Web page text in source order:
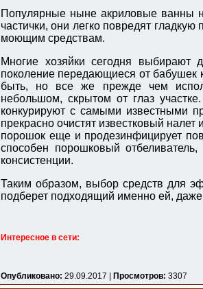
Популярные ныне акриловые ванны
частички, они легко повредят
моющим средствам.
Многие хозяйки сегодня
поколение передающиеся от бабушек
быть, но все же прежде чем
небольшом, скрытом от глаз
конкурируют с самыми известными
прекрасно очистят известковый
порошок еще и продезинфицирует
способен порошковый
консистенции.
Таким образом, выбор средств для
подберет подходящий именно ей,
Интересное в сети:
Опубликовано: 29.09.2017 | Просмотров: 3307